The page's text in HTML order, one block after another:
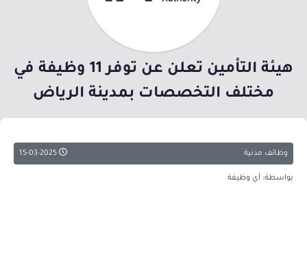
هيئة التأمين تعلن عن توفر 11 وظيفة في
مختلف التخصصات بمدينة الرياض
وظائف مدنية
بواسطة: أي وظيفة